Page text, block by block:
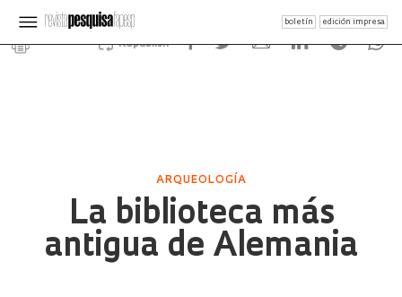
boletín edición impresa
Republish
ARQUEOLOGÍA
La biblioteca más
antigua de Alemania